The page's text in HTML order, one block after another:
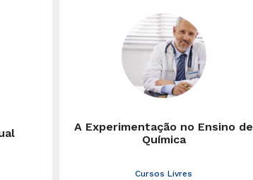
A Experimentação no Ensino de
Química
Cursos Livres